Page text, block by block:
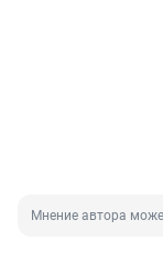
Мнение автора